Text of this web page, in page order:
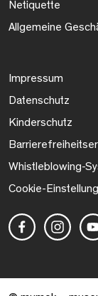
Netiquette
Allgemeine
Impressum
Datenschutz
Kinderschutz
Whistleblowing-
Cookie-